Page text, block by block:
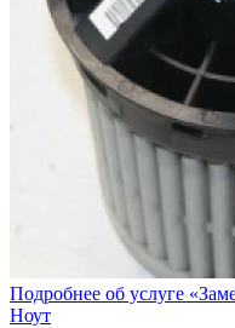
Подробнее об услуге
Ноут